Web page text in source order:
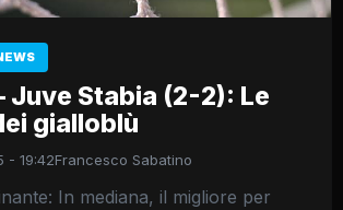
Juve Stabia (2-2): Le
gialloblù
- 19:42Francesco Sabatino
In mediana, il migliore per